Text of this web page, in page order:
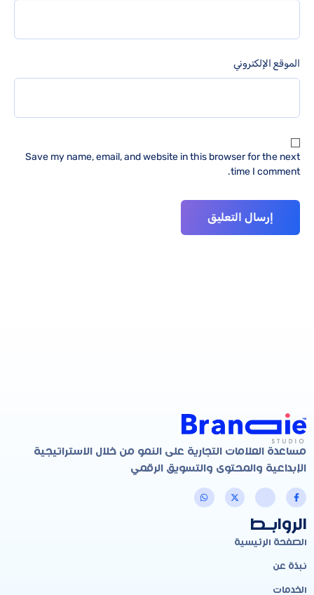
الموقع الإلكتروني
Save my name, email, and website in this browser for the next
time I comment.
مساعدة العلامات التجارية على النمو من خلال الاستراتيجية
الإبداعية والمحتوى والتسويق الرقمي
الروابـط
الصفحة الرئيسية
نبذة عن
الخدمات